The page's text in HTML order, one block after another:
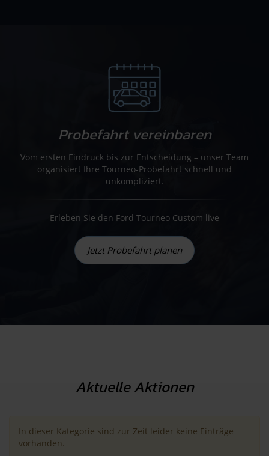
Probefahrt vereinbaren
Vom ersten Eindruck bis zur Entscheidung – unser Team
organisiert Ihre Tourneo-Probefahrt schnell und
unkompliziert.
Erleben Sie den Ford Tourneo Custom live
Jetzt Probefahrt planen
Aktuelle Aktionen
In dieser Kategorie sind zur Zeit leider keine Einträge
vorhanden.